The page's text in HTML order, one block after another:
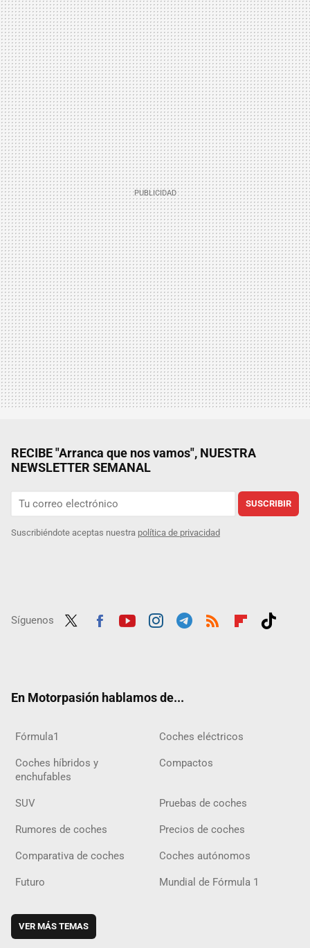
RECIBE "Arranca que nos vamos", NUESTRA
NEWSLETTER SEMANAL
SUSCRIBIR
Suscribiéndote aceptas nuestra política de privacidad
Síguenos
En Motorpasión hablamos de...
Fórmula1 Coches eléctricos
Coches híbridos y
enchufables
Compactos
SUV Pruebas de coches
Rumores de coches Precios de coches
Comparativa de coches Coches autónomos
Futuro Mundial de Fórmula 1
VER MÁS TEMAS